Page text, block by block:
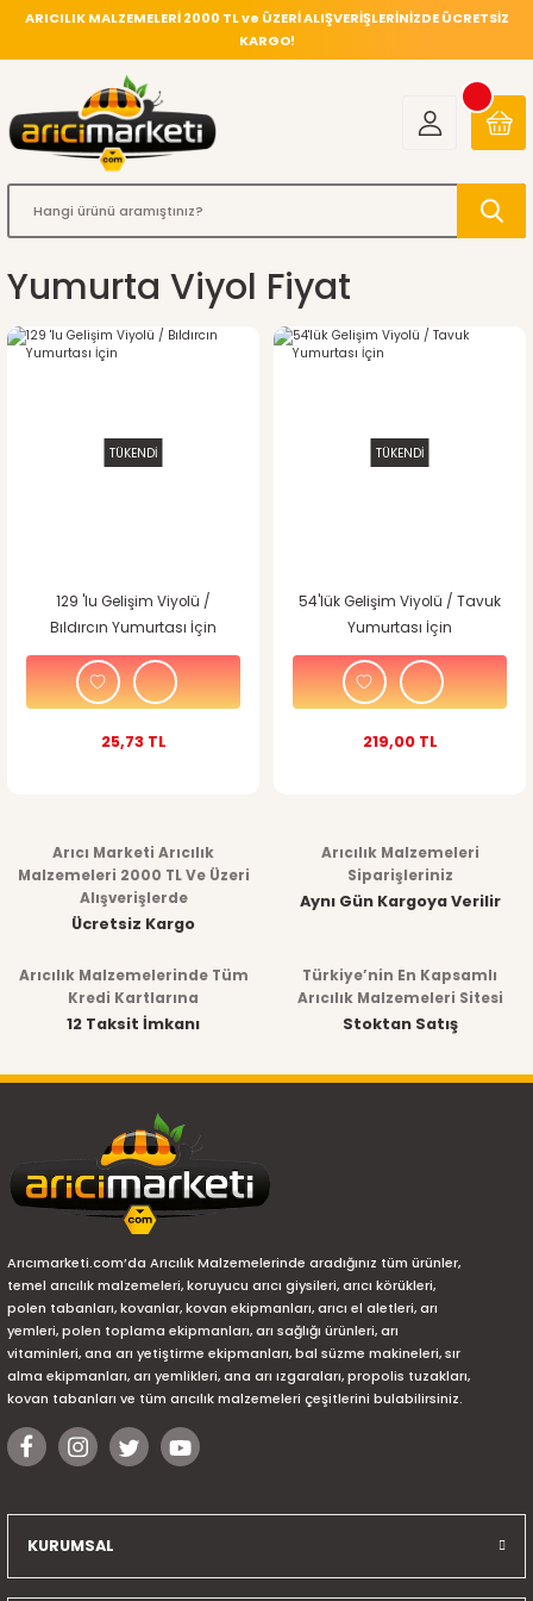
ARICILIK MALZEMELERİ 2000 TL ve ÜZERİ ALIŞVERİŞLERİNİZDE ÜCRETSİZ
KARGO!
Yumurta Viyol Fiyat
TÜKENDİ
129 'lu Gelişim Viyolü /
Bıldırcın Yumurtası İçin
25,73 TL
TÜKENDİ
54'lük Gelişim Viyolü / Tavuk
Yumurtası İçin
219,00 TL
Arıcı Marketi Arıcılık
Malzemeleri 2000 TL Ve Üzeri
Alışverişlerde
Ücretsiz Kargo
Arıcılık Malzemeleri
Siparişleriniz
Aynı Gün Kargoya Verilir
Arıcılık Malzemelerinde Tüm
Kredi Kartlarına
12 Taksit İmkanı
Türkiye’nin En Kapsamlı
Arıcılık Malzemeleri Sitesi
Stoktan Satış
Arıcımarketi.com’da Arıcılık Malzemelerinde aradığınız tüm ürünler,
temel arıcılık malzemeleri, koruyucu arıcı giysileri, arıcı körükleri,
polen tabanları, kovanlar, kovan ekipmanları, arıcı el aletleri, arı
yemleri, polen toplama ekipmanları, arı sağlığı ürünleri, arı
vitaminleri, ana arı yetiştirme ekipmanları, bal süzme makineleri, sır
alma ekipmanları, arı yemlikleri, ana arı ızgaraları, propolis tuzakları,
kovan tabanları ve tüm arıcılık malzemeleri çeşitlerini bulabilirsiniz.
KURUMSAL